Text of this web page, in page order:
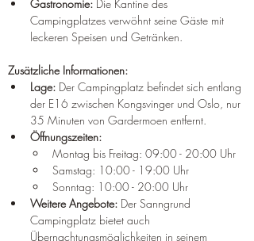
Gastronomie: Die Kantine des
Campingplatzes verwöhnt seine Gäste mit
leckeren Speisen und Getränken.
Zusätzliche Informationen:
Lage: Der Campingplatz befindet sich entlang
der E16 zwischen Kongsvinger und Oslo, nur
35 Minuten von Gardermoen entfernt.
Öffnungszeiten:
Montag bis Freitag: 09:00 - 20:00 Uhr
Samstag: 10:00 - 19:00 Uhr
Sonntag: 10:00 - 20:00 Uhr
Weitere Angebote: Der Sanngrund
Campingplatz bietet auch
Übernachtungsmöglichkeiten in seinem